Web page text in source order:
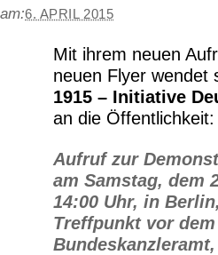
6. APRIL 2015
Mit ihrem neuen
neuen Flyer wendet
1915 – Initiative
an die Öffentlichkeit:
Aufruf zur
am Samstag, dem
14:00 Uhr, in
Treffpunkt vor dem